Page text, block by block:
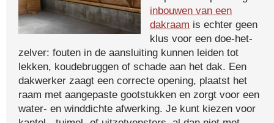
inbouwen van een
dakraam is echter geen
klus voor een doe-het-
zelver: fouten in de aansluiting kunnen leiden tot
lekken, koudebruggen of schade aan het dak. Een
dakwerker zaagt een correcte opening, plaatst het
raam met aangepaste gootstukken en zorgt voor een
water- en winddichte afwerking. Je kunt kiezen voor